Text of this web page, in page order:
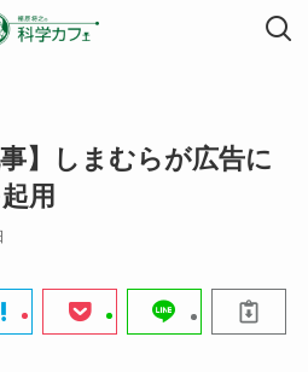
事】しまむらが広告に
用